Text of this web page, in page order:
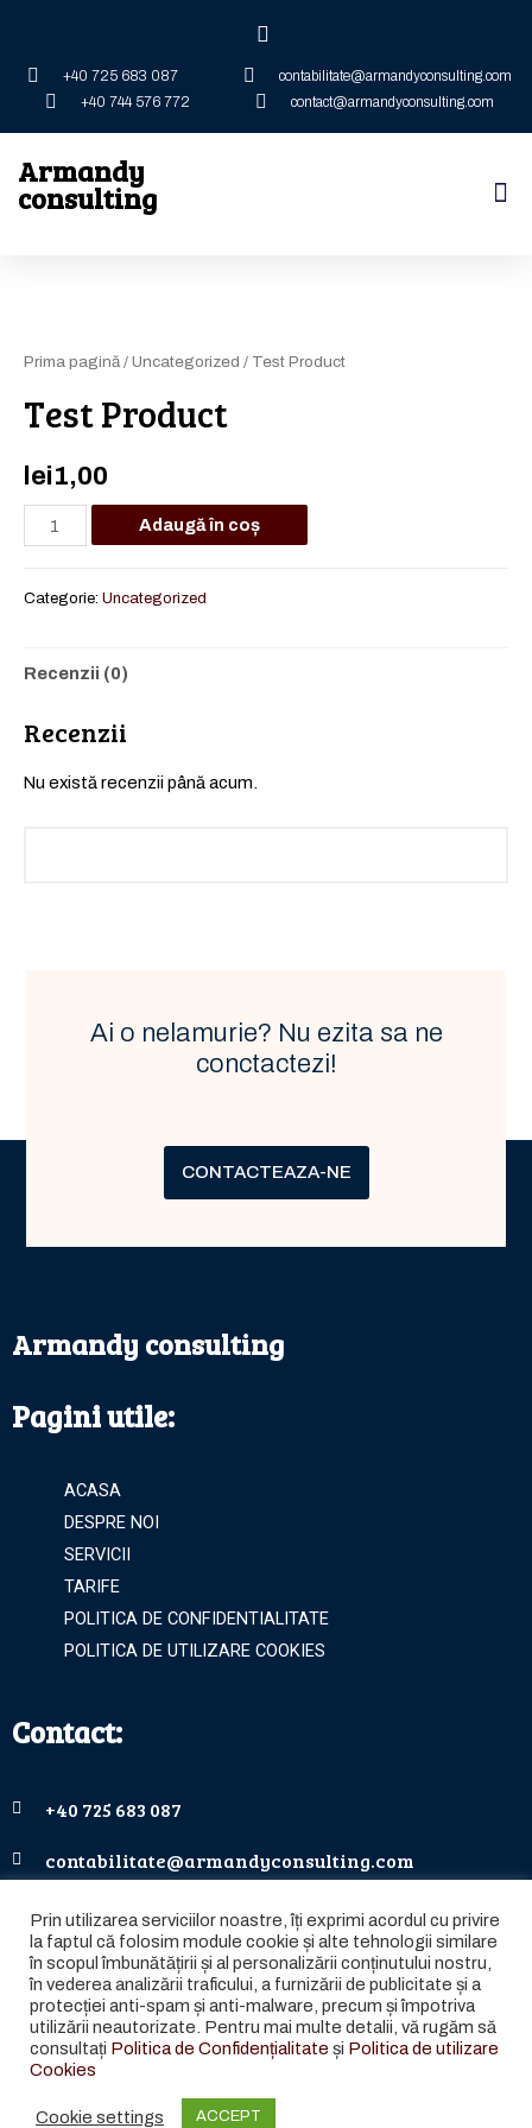
+40 725 683 087
contabilitate@armandyconsulting.com
+40 744 576 772
contact@armandyconsulting.com
Armandy
consulting
Prima pagină / Uncategorized / Test Product
Test Product
lei1,00
Adaugă în coș
Categorie: Uncategorized
Recenzii (0)
Recenzii
Nu există recenzii până acum.
Ai o nelamurie? Nu ezita sa ne
conctactezi!
CONTACTEAZA-NE
Armandy consulting
Pagini utile:
ACASA
DESPRE NOI
SERVICII
TARIFE
POLITICA DE CONFIDENTIALITATE
POLITICA DE UTILIZARE COOKIES
Contact:
+40 725 683 087
contabilitate@armandyconsulting.com
+40 744 576 772
contact@armandyconsulting.com
Copyright © ARMANDY CONSULTING | TOATE DREPTURILE
Prin utilizarea serviciilor noastre, îți exprimi acordul cu privire
la faptul că folosim module cookie și alte tehnologii similare
în scopul îmbunătățirii și al personalizării conținutului nostru,
în vederea analizării traficului, a furnizării de publicitate și a
protecției anti-spam și anti-malware, precum și împotriva
utilizării neautorizate. Pentru mai multe detalii, vă rugăm să
consultați Politica de Confidențialitate și Politica de utilizare
Cookies
Cookie settings ACCEPT